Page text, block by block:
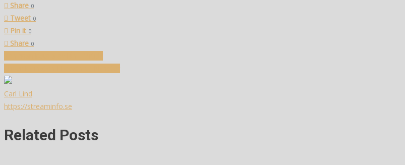
Share 0
Tweet 0
Pin it 0
Share 0
Inläggsnavigering
Carl Lind
https://streaminfo.se
Related Posts